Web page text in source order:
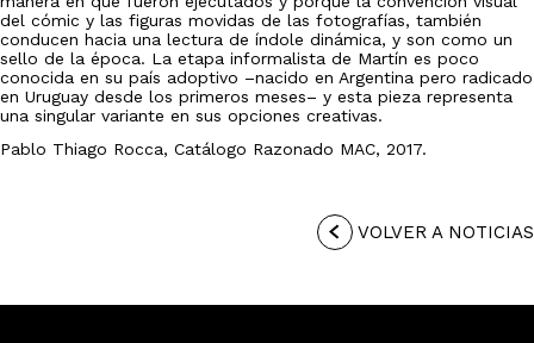
del cómic y las figuras movidas de las fotografías, también
conducen hacia una lectura de índole dinámica, y son como un
sello de la época. La etapa informalista de Martín es poco
conocida en su país adoptivo –nacido en Argentina pero radicado
en Uruguay desde los primeros meses– y esta pieza representa
una singular variante en sus opciones creativas.
Pablo Thiago Rocca, Catálogo Razonado MAC, 2017.
VOLVER A NOTICIAS